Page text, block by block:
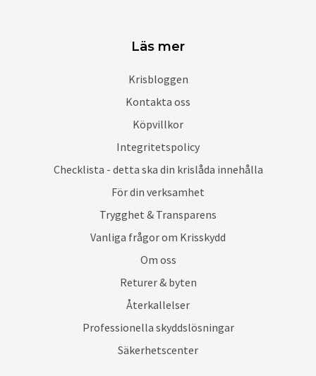
Läs mer
Krisbloggen
Kontakta oss
Köpvillkor
Integritetspolicy
Checklista - detta ska din krislåda innehålla
För din verksamhet
Trygghet & Transparens
Vanliga frågor om Krisskydd
Om oss
Returer & byten
Återkallelser
Professionella skyddslösningar
Säkerhetscenter